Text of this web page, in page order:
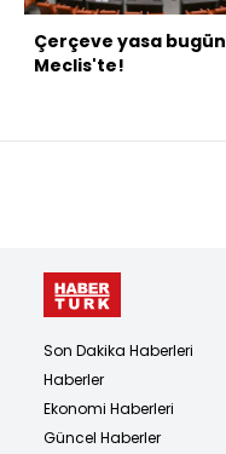
Çerçeve yasa bugün
Meclis'te!
Son Dakika Haberleri
Haberler
Ekonomi Haberleri
Güncel Haberler